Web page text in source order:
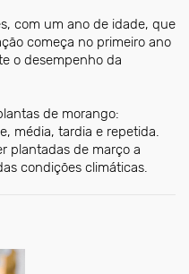
com um ano de idade, que
começa no primeiro ano
o desempenho da
de morango:
média, tardia e repetida.
plantadas de março a
condições climáticas.